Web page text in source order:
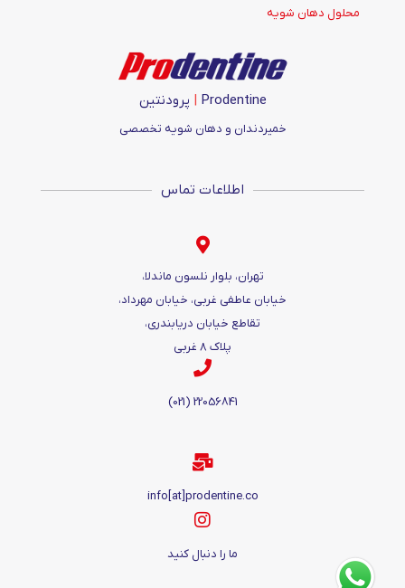
محلول دهان شویه
Prodentine
| پرودنتین
خمیردندان و دهان شویه تخصصی
اطلاعات تماس
تهران، بلوار نلسون ماندلا،
خیابان عاطفی غربی، خیابان مهرداد،
تقاطع خیابان دریابندری،
پلاک ۸ غربی
22056841 (021)
info[at]prodentine.co
ما را دنبال کنید